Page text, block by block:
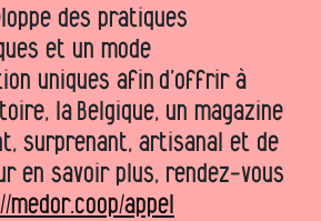
des pratiques
et un mode
uniques afin d’offrir à
la Belgique, un magazine
surprenant, artisanal et de
en savoir plus, rendez-vous
medor.coop/appel